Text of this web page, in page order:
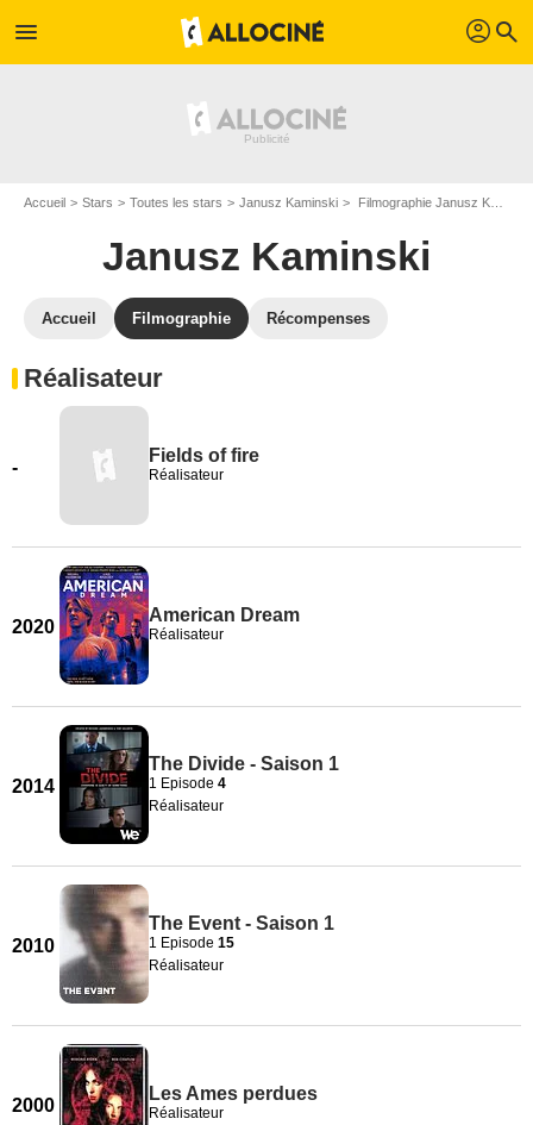
menu profil search
Accueil Stars Toutes les stars Janusz Kaminski Filmographie Janusz Kaminski
Janusz Kaminski
Accueil Filmographie Récompenses
Réalisateur
-
Fields of fire
Réalisateur
2020
American Dream
Réalisateur
2014
The Divide - Saison 1
1 Episode 4
Réalisateur
2010
The Event - Saison 1
1 Episode 15
Réalisateur
2000
Les Ames perdues
Réalisateur